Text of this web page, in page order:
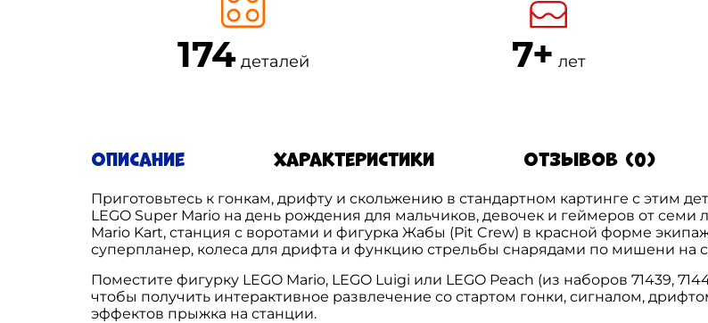
174 деталей 7+ лет
Описание Характеристики Отзывов (0)
Приготовьтесь к гонкам, дрифту и скольжению в стандартном картинге с этим
LEGO Super Mario на день рождения для мальчиков, девочек и геймеров от семи
Mario Kart, станция с воротами и фигурка Жабы (Pit Crew) в красной форме
суперпланер, колеса для дрифта и функцию стрельбы снарядами по мишени на
Поместите фигурку LEGO Mario, LEGO Luigi или LEGO Peach (из наборов 71439,
чтобы получить интерактивное развлечение со стартом гонки, сигналом,
эффектов прыжка на станции.